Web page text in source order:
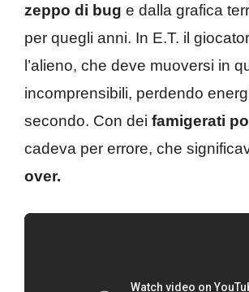
zeppo di bug e dalla grafica
per quegli anni. In E.T. il
l’alieno, che deve muoversi in
incomprensibili, perdendo
secondo. Con dei famigerati
cadeva per errore, che
over.